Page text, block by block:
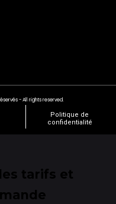
- All rights reserved.
Politique de
confidentialité
tarifs et